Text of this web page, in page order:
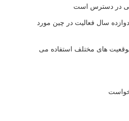
در دسترس است
دوازده سال فعالیت در چین مورد
های مختلف استفاده می